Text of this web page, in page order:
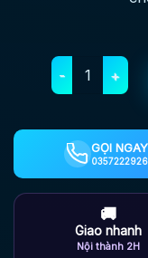
Keloray AL200
GỌI NGAY
0357222926
🚚
Giao nhanh
Nội thành 2H